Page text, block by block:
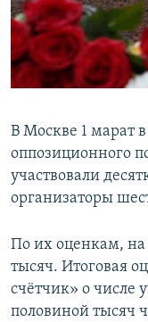
ПОБЕДИТЕЛЕЙ НЕ
ELIFBE
ПРИСОЕДИНЯЙТЕСЬ!
Все сайты RFE/
В Москве 1 марат
оппозиционного
участвовали
организаторы
По их оценкам, на
тысяч. Итоговая
счётчик» о числе
половиной тысяч